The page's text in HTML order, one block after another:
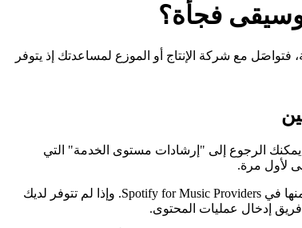
فجأة؟
فتواصَل مع شركة الإنتاج أو الموزع لمساعدتك إذ يتوفر
الرجوع إلى "إرشادات مستوى الخدمة" التي
لأول مرة.
إليك بعض الأمور التي يجب التحقق منها في Spotify for Music Providers. وإذا لم تتوفر لديك
إدخال عمليات المحتوى.